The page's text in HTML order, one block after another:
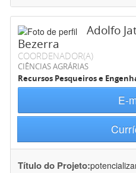
Adolfo
Bezerra
COORDENADOR(A)
CIÊNCIAS AGRÁRIAS
Recursos Pesqueiros e
E-
Título do Projeto: